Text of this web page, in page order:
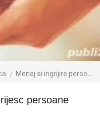
Menaj si ingrijire persoane